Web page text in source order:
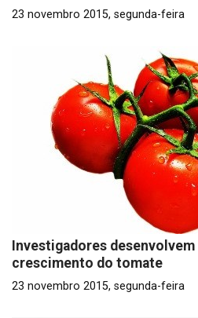
23 novembro 2015, segunda-feira
Investigadores
crescimento do tomate
23 novembro 2015, segunda-feira